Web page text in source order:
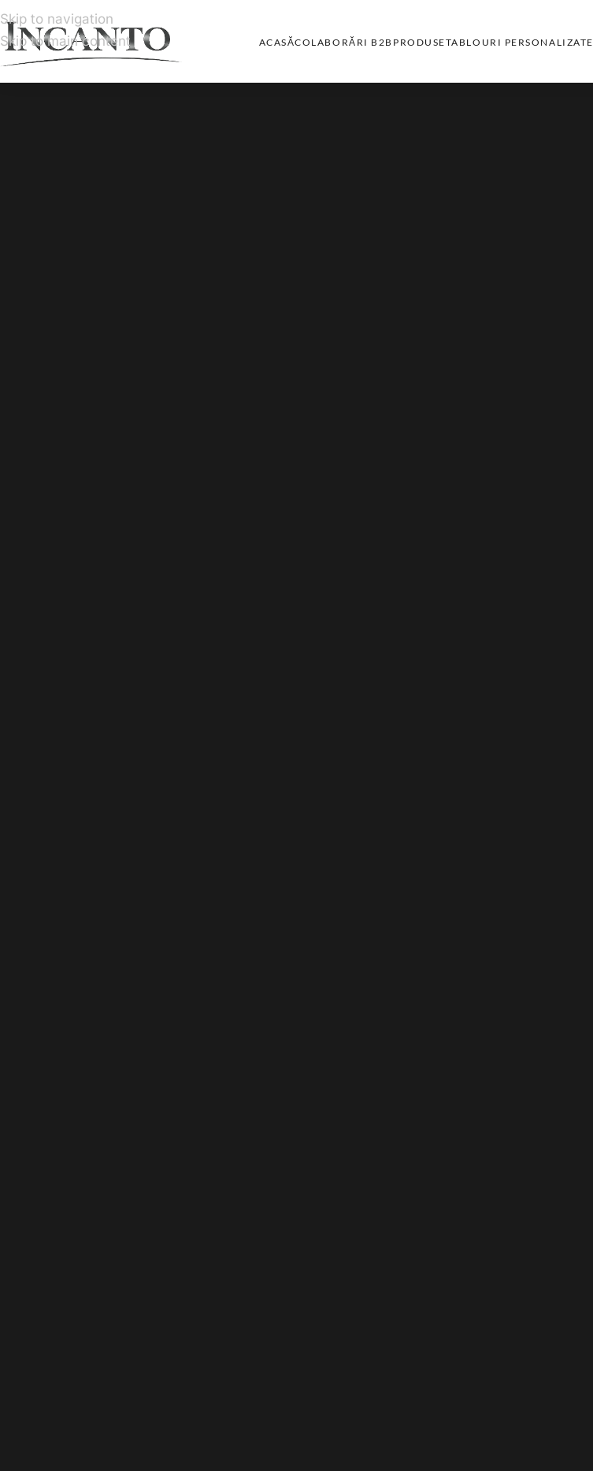
Skip to navigation
Skip to main content
ACASĂCOLABORĂRI B2B PRODUSETABLOURI PERSONALIZATE